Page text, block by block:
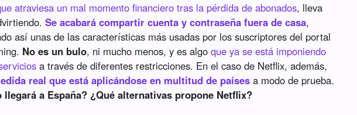
atraviesa un mal momento financiero tras la pérdida de abonados, lleva
Se acabará compartir cuenta y contraseña fuera de casa,
así unas de las características más usadas por los suscriptores del portal
No es un bulo, ni mucho menos, y es algoque ya se está imponiendo
a través de diferentes restricciones. En el caso de Netflix, además,
real que está aplicándose en multitud de países a modo de prueba.
llegará a España? ¿Qué alternativas propone Netflix?